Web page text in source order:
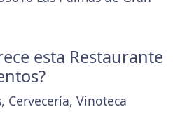
esta Restaurante
Cervecería, Vinoteca